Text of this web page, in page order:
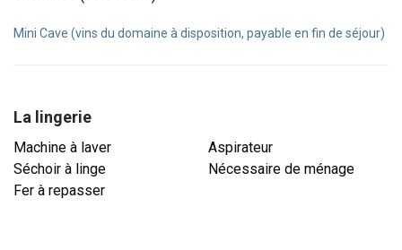
Mini Cave (vins du domaine à disposition, payable en fin de séjour)
La lingerie
Machine à laver
Séchoir à linge
Fer à repasser
Aspirateur
Nécessaire de ménage